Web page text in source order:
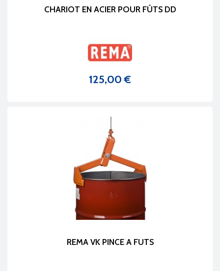
CHARIOT EN ACIER POUR FÛTS DD
Prix
125,00 €
REMA VK PINCE A FUTS